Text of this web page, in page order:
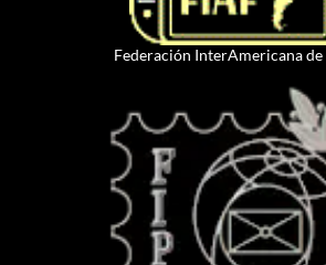
Federación InterAmericana